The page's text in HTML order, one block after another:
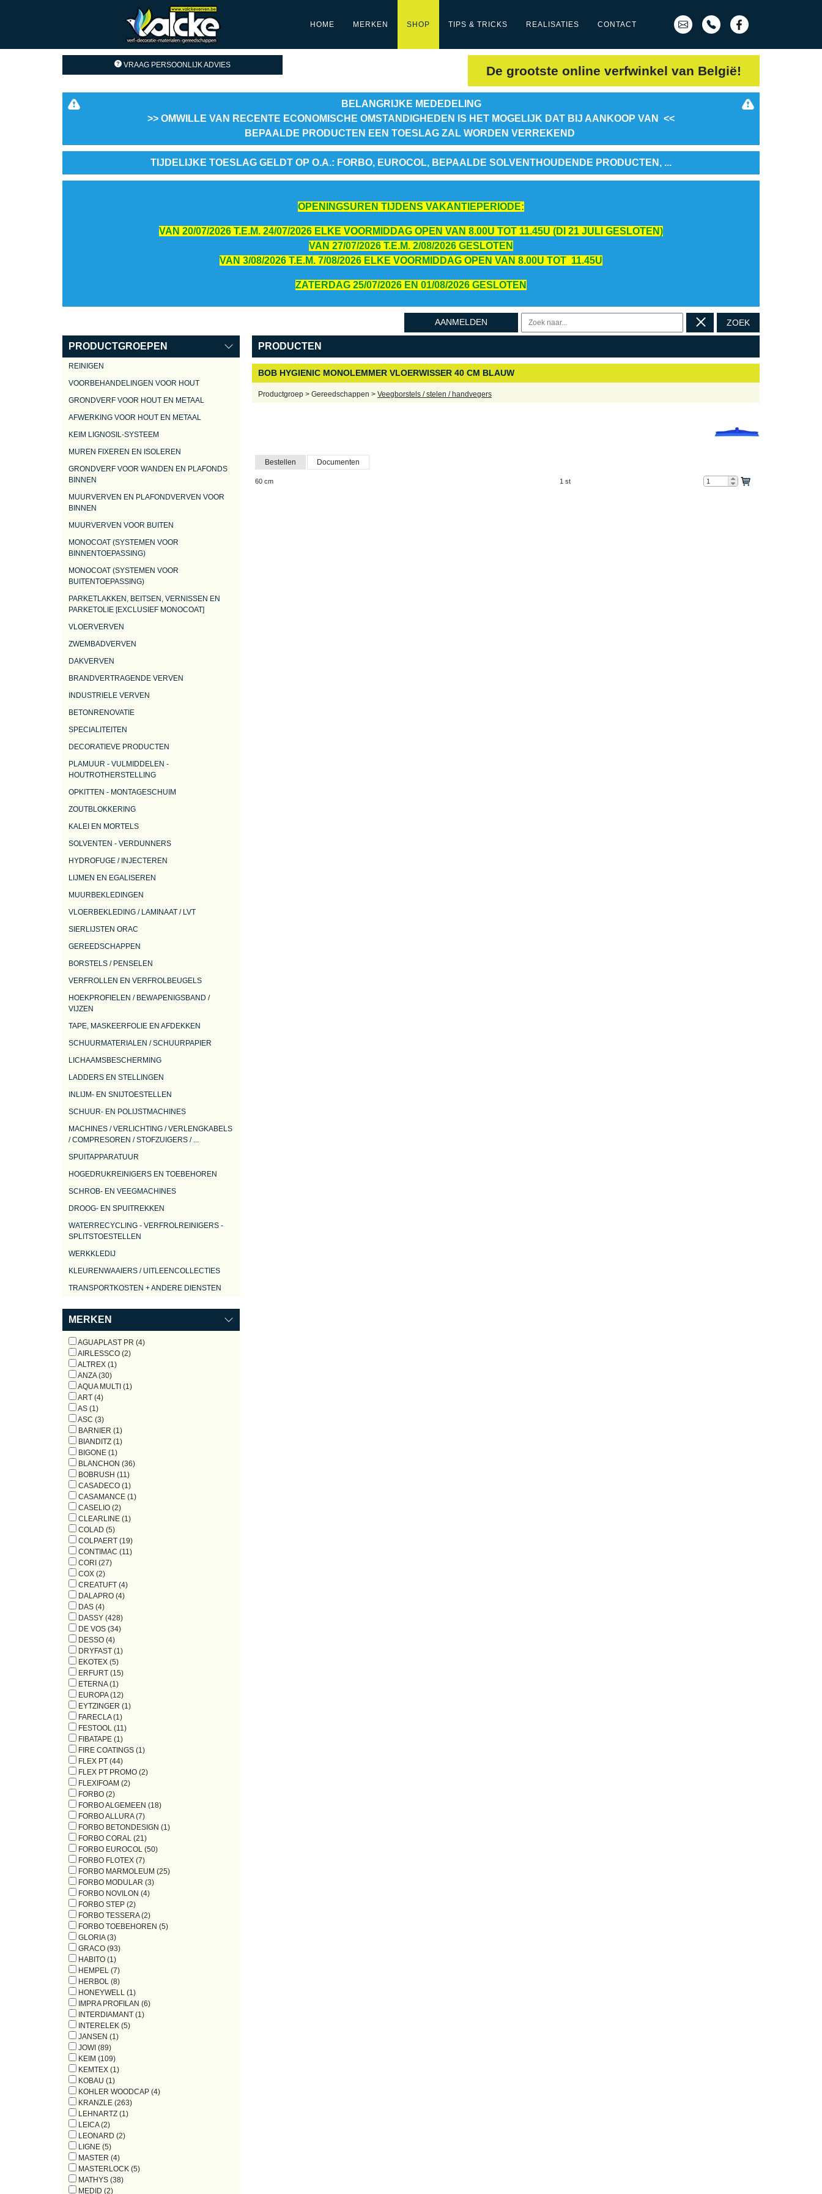
HOME MERKEN SHOP TIPS & TRICKS REALISATIES CONTACT
VRAAG PERSOONLIJK ADVIES De grootste online verfwinkel van België!
BELANGRIJKE MEDEDELING
>> OMWILLE VAN RECENTE ECONOMISCHE OMSTANDIGHEDEN IS HET MOGELIJK DAT BIJ AANKOOP VAN <<
BEPAALDE PRODUCTEN EEN TOESLAG ZAL WORDEN VERREKEND
TIJDELIJKE TOESLAG GELDT OP O.A.: FORBO, EUROCOL, BEPAALDE SOLVENTHOUDENDE PRODUCTEN, ...
OPENINGSUREN TIJDENS VAKANTIEPERIODE:
VAN 20/07/2026 T.E.M. 24/07/2026 ELKE VOORMIDDAG OPEN VAN 8.00U TOT 11.45U (DI 21 JULI GESLOTEN)
VAN 27/07/2026 T.E.M. 2/08/2026 GESLOTEN
VAN 3/08/2026 T.E.M. 7/08/2026 ELKE VOORMIDDAG OPEN VAN 8.00U TOT 11.45U
ZATERDAG 25/07/2026 EN 01/08/2026 GESLOTEN
AANMELDEN ZOEK
PRODUCTGROEPEN
REINIGEN
VOORBEHANDELINGEN VOOR HOUT
GRONDVERF VOOR HOUT EN METAAL
AFWERKING VOOR HOUT EN METAAL
KEIM LIGNOSIL-SYSTEEM
MUREN FIXEREN EN ISOLEREN
GRONDVERF VOOR WANDEN EN PLAFONDS
BINNEN
MUURVERVEN EN PLAFONDVERVEN VOOR
BINNEN
MUURVERVEN VOOR BUITEN
MONOCOAT (SYSTEMEN VOOR
BINNENTOEPASSING)
MONOCOAT (SYSTEMEN VOOR
BUITENTOEPASSING)
PARKETLAKKEN, BEITSEN, VERNISSEN EN
PARKETOLIE [EXCLUSIEF MONOCOAT]
VLOERVERVEN
ZWEMBADVERVEN
DAKVERVEN
BRANDVERTRAGENDE VERVEN
INDUSTRIELE VERVEN
BETONRENOVATIE
SPECIALITEITEN
DECORATIEVE PRODUCTEN
PLAMUUR - VULMIDDELEN -
HOUTROTHERSTELLING
OPKITTEN - MONTAGESCHUIM
ZOUTBLOKKERING
KALEI EN MORTELS
SOLVENTEN - VERDUNNERS
HYDROFUGE / INJECTEREN
LIJMEN EN EGALISEREN
MUURBEKLEDINGEN
VLOERBEKLEDING / LAMINAAT / LVT
SIERLIJSTEN ORAC
GEREEDSCHAPPEN
BORSTELS / PENSELEN
VERFROLLEN EN VERFROLBEUGELS
HOEKPROFIELEN / BEWAPENIGSBAND /
VIJZEN
TAPE, MASKEERFOLIE EN AFDEKKEN
SCHUURMATERIALEN / SCHUURPAPIER
LICHAAMSBESCHERMING
LADDERS EN STELLINGEN
INLIJM- EN SNIJTOESTELLEN
SCHUUR- EN POLIJSTMACHINES
MACHINES / VERLICHTING / VERLENGKABELS
/ COMPRESOREN / STOFZUIGERS / ...
SPUITAPPARATUUR
HOGEDRUKREINIGERS EN TOEBEHOREN
SCHROB- EN VEEGMACHINES
DROOG- EN SPUITREKKEN
WATERRECYCLING - VERFROLREINIGERS -
SPLITSTOESTELLEN
WERKKLEDIJ
KLEURENWAAIERS / UITLEENCOLLECTIES
TRANSPORTKOSTEN + ANDERE DIENSTEN
MERKEN
AGUAPLAST PR (4)
AIRLESSCO (2)
ALTREX (1)
ANZA (30)
AQUA MULTI (1)
ART (4)
AS (1)
ASC (3)
BARNIER (1)
BIANDITZ (1)
BIGONE (1)
BLANCHON (36)
BOBRUSH (11)
CASADECO (1)
CASAMANCE (1)
CASELIO (2)
CLEARLINE (1)
COLAD (5)
COLPAERT (19)
CONTIMAC (11)
CORI (27)
COX (2)
CREATUFT (4)
DALAPRO (4)
DAS (4)
DASSY (428)
DE VOS (34)
DESSO (4)
DRYFAST (1)
EKOTEX (5)
ERFURT (15)
ETERNA (1)
EUROPA (12)
EYTZINGER (1)
FARECLA (1)
FESTOOL (11)
FIBATAPE (1)
FIRE COATINGS (1)
FLEX PT (44)
FLEX PT PROMO (2)
FLEXIFOAM (2)
FORBO (2)
FORBO ALGEMEEN (18)
FORBO ALLURA (7)
FORBO BETONDESIGN (1)
FORBO CORAL (21)
FORBO EUROCOL (50)
FORBO FLOTEX (7)
FORBO MARMOLEUM (25)
FORBO MODULAR (3)
FORBO NOVILON (4)
FORBO STEP (2)
FORBO TESSERA (2)
FORBO TOEBEHOREN (5)
GLORIA (3)
GRACO (93)
HABITO (1)
HEMPEL (7)
HERBOL (8)
HONEYWELL (1)
IMPRA PROFILAN (6)
INTERDIAMANT (1)
INTERELEK (5)
JANSEN (1)
JOWI (89)
KEIM (109)
KEMTEX (1)
KOBAU (1)
KOHLER WOODCAP (4)
KRANZLE (263)
LEHNARTZ (1)
LEICA (2)
LEONARD (2)
LIGNE (5)
MASTER (4)
MASTERLOCK (5)
MATHYS (38)
MEDID (2)
PRODUCTEN
BOB HYGIENIC MONOLEMMER VLOERWISSER 40 CM BLAUW
Productgroep > Gereedschappen > Veegborstels / stelen / handvegers
Bestellen Documenten
60 cm 1 st